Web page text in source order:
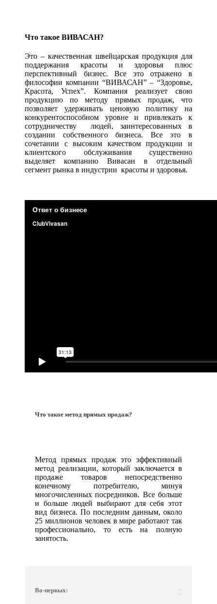
Что такое ВИВАСАН?
Это – качественная швейцарская продукция для
поддержания красоты и здоровья плюс
перспективный бизнес. Все это отражено в
философии компании “ВИВАСАН” – “Здоровье,
Красота, Успех”. Компания реализует свою
продукцию по методу прямых продаж, что
позволяет удерживать ценовую политику на
конкурентоспособном уровне и привлекать к
сотрудничеству людей, заинтересованных в
создании собственного бизнеса. Все это в
сочетании с высоким качеством продукции и
клиентского обслуживания существенно
выделяет компанию Вивасан в отдельный
сегмент рынка в индустрии красоты и здоровья.
Что такое метод прямых продаж?
Метод прямых продаж это эффективный
метод реализации, который заключается в
продаже товаров непосредственно
конечному потребителю, минуя
многочисленных посредников. Все больше
и больше людей выбирают для себя этот
вид бизнеса. По последним данным, около
25 миллионов человек в мире работают так
профессионально, то есть на полную
занятость.
Во-первых: